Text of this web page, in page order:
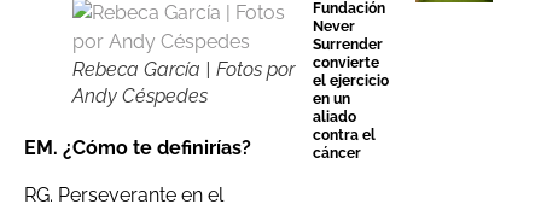
Rebeca García | Fotos por
Andy Céspedes
EM. ¿Cómo te definirías?
RG. Perseverante en el
Fundación
Never
Surrender
convierte
el ejercicio
en un
aliado
contra el
cáncer